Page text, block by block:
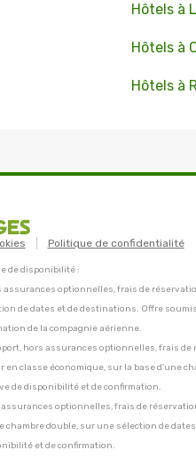
Hôtels à
Hôtels à
Hôtels à
Politique de confidentialité
de disponibilité :
assurances optionnelles, frais de
de dates et de destinations. Offre
de la compagnie aérienne.
hors assurances optionnelles, frais de
classe économique, sur la base d'une
de disponibilité et de confirmation.
assurances optionnelles, frais de
double, sur une sélection de
et de confirmation.